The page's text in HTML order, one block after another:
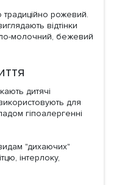
рожевий.
відтінки
молочний, бежевий
дитячі
для
гіпоалергенні
"дихаючих"
інтерлоку,